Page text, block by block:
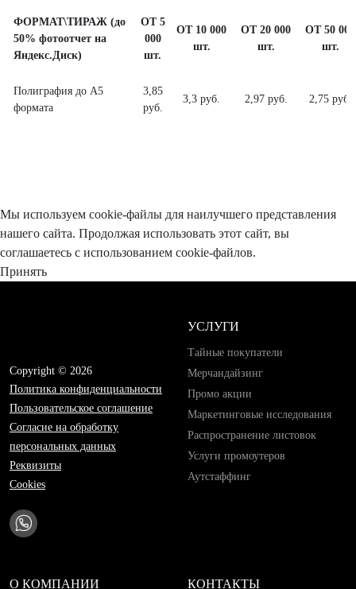
ФОРМАТ\ТИРАЖ (до
50% фотоотчет на
Яндекс.Диск)
ОТ 5
000
шт.
ОТ 10 000
шт.
ОТ 20 000
шт.
ОТ 50 000
шт.
Полиграфия до А5
формата
3,85
руб.
3,3 руб. 2,97 руб. 2,75 руб.
Мы используем cookie-файлы для наилучшего представления
нашего сайта. Продолжая использовать этот сайт, вы
соглашаетесь с использованием cookie-файлов.
Принять
Copyright © 2026
Политика конфиденциальности
Пользовательское соглашение
Согласие на обработку
персональных данных
Реквизиты
Cookies
УСЛУГИ
Тайные покупатели
Мерчандайзинг
Промо акции
Маркетинговые исследования
Распространение листовок
Услуги промоутеров
Аутстаффинг
О КОМПАНИИ КОНТАКТЫ